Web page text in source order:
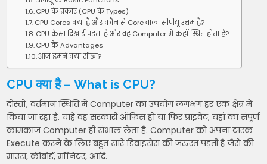
CPU के प्रकार (CPU के Types)
CPU Cores क्या है और कौन से Core वाला सीपीयू उत्तम है?
CPU कैसा दिखाई पड़ता है और वह Computer में कहाँ स्थित होता है?
CPU के Advantages
आज हमने क्या सीखा?
CPU क्या है – What is CPU?
दोस्तों, वर्तमान स्थिति में Computer का उपयोग लगभग हर एक क्षेत्र में
किया जा रहा है. चाहे वह सरकारी ऑफिस हो या फिर प्राइवेट, यहां का संपूर्ण
कामकाज Computer ही संभाल लेता है. Computer को अपना टास्क
Execute करने के लिए बहुत सारे डिवाइसेस की जरुरत पड़ती है जैसे की
माउस, कीबोर्ड, मॉनिटर, आदि.